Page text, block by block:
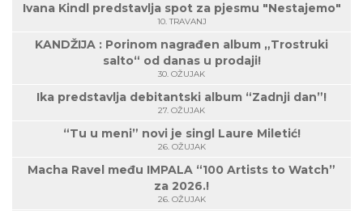
Ivana Kindl predstavlja spot za pjesmu "Nestajemo"
10. TRAVANJ
KANDŽIJA : Porinom nagrađen album „Trostruki
salto“ od danas u prodaji!
30. OŽUJAK
Ika predstavlja debitantski album “Zadnji dan”!
27. OŽUJAK
“Tu u meni” novi je singl Laure Miletić!
26. OŽUJAK
Macha Ravel među IMPALA “100 Artists to Watch”
za 2026.!
26. OŽUJAK